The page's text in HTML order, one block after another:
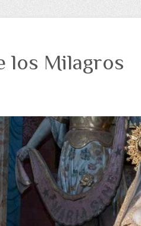
los Milagros